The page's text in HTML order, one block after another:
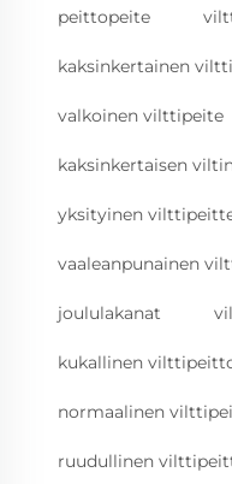
peittopeite
kaksinkertainen viltti
valkoinen vilttipeite
kaksinkertaisen
yksityinen
vaaleanpunainen
joululakanat
kukallinen
normaalinen
ruudullinen